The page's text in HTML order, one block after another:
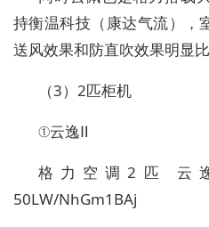
持衡温科技（康达气流）
送风效果和防直吹效果明显比
（3）2匹柜机
①云逸Ⅱ
格力空调2匹 云
50LW/NhGm1BAj